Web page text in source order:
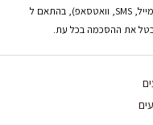
שיווקיות ותוכן פרסומי, באמצעים אלקטרוניים (מייל, SMS, וואטסאפ), בהתאם ל
לבטל את ההסכמה בכל עת.